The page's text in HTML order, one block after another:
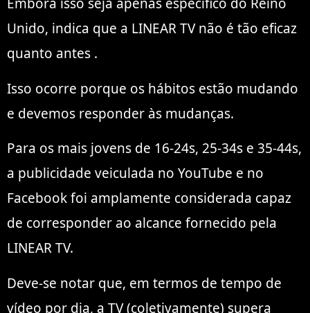
Embora isso seja apenas específico do Reino
Unido, indica que a LINEAR TV não é tão eficaz
quanto antes .
Isso ocorre porque os hábitos estão mudando
e devemos responder às mudanças.
Para os mais jovens de 16-24s, 25-34s e 35-44s,
a publicidade veiculada no YouTube e no
Facebook foi amplamente considerada capaz
de corresponder ao alcance fornecido pela
LINEAR TV.
Deve-se notar que, em termos de tempo de
vídeo por dia, a TV (coletivamente) supera